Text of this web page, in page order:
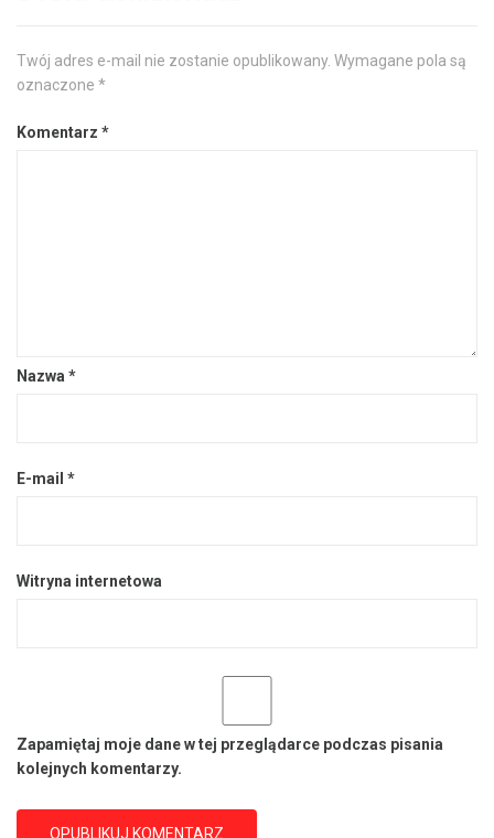
Twój adres e-mail nie zostanie opublikowany. Wymagane pola są
oznaczone *
Komentarz *
Nazwa*
E-mail *
Witryna internetowa
Zapamiętaj moje dane w tej przeglądarce podczas pisania
kolejnych komentarzy.